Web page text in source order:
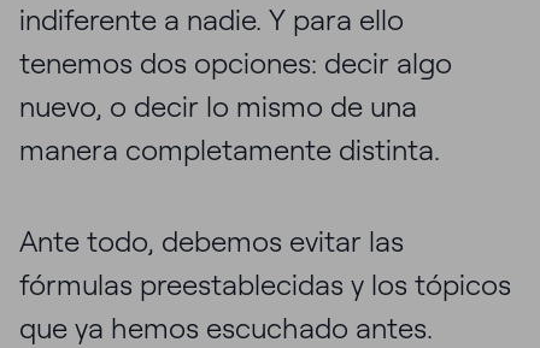
indiferente a nadie. Y para ello
tenemos dos opciones: decir algo
nuevo, o decir lo mismo de una
manera completamente distinta.
Ante todo, debemos evitar las
fórmulas preestablecidas y los tópicos
que ya hemos escuchado antes.